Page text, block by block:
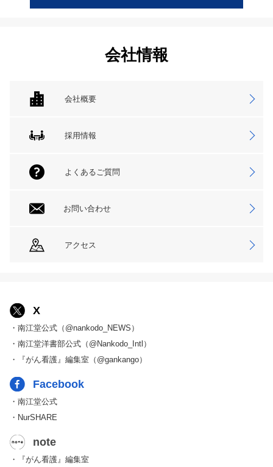
会社情報
会社概要
採用情報
よくあるご質問
お問い合わせ
アクセス
X
・南江堂公式（@nankodo_NEWS）
・南江堂洋書部公式（@Nankodo_Intl）
・『がん看護』編集室（@gankango）
Facebook
・南江堂公式
・NurSHARE
note
・『がん看護』編集室